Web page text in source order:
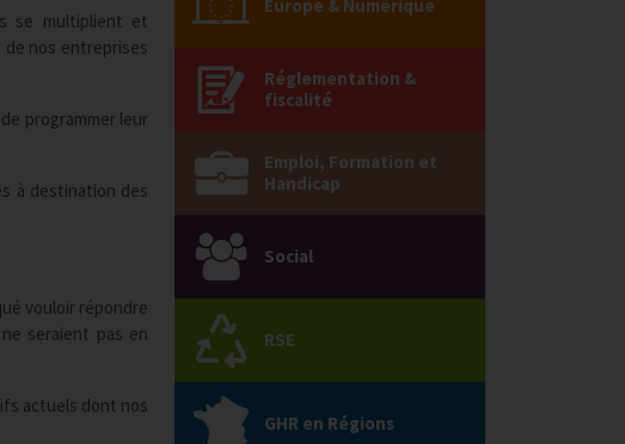
se multiplient et
nos entreprises
programmer leur
à destination des
vouloir répondre
seraient pas en
actuels dont nos
Europe & Numérique
Réglementation &
fiscalité
Emploi, Formation et
Handicap
Social
RSE
GHR en Régions